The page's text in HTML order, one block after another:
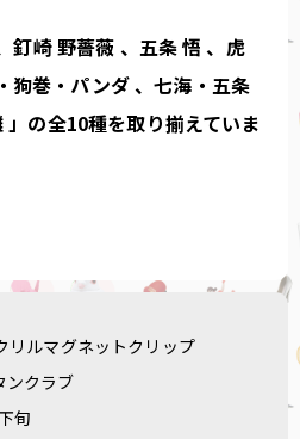
釘崎 野薔薇 、五条 悟 、虎
狗巻・パンダ 、七海・五条
の全10種を取り揃えていま
リルマグネットクリップ
ンクラブ
旬